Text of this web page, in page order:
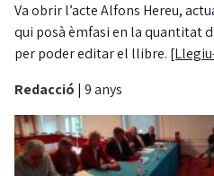
Va obrir l’acte Alfons Hereu,
qui posà èmfasi en la quantitat
per poder editar el llibre.
Redacció | 9 anys